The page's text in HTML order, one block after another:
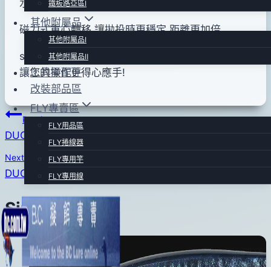
鐵板路亞區Ⅰ
其他附屬品
其他附屬品Ⅰ
其他附屬品Ⅱ
工具零配件
改裝部品區
FLY專賣區
FLY用品區
FLY捲線器
FLY專用竿
FLY專用線
日
水泳姿.大幅降低魚的戒心.
磁力式重心轉移.讓拋投時更穩定.距離更加倍.
suspend 懸浮系統.可在淺水區中呈現不同的姿態.
讓您的操作更得心應手!
文
章
導
Previous
DUO REALIS PENCIL 110(黃背銀身橘腹)
Next
DUO REALIS SHAD 62DR(閃亮皇冠)
Similar Posts